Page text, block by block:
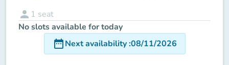
person 1 seat
No slots available for today
date_rangeNext availability:08/11/2026